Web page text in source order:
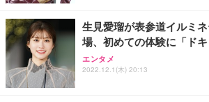
務用 おしゃれ パソコンチェア
Sezlife オフィスチェア デスク
ワーク チェア 強化バックレス
能 人間工学 椅子 腰サポート
【整備済み品】Dell E2724HS
ー フルHD（1920×1080）VA
ort/VGA スピーカー内蔵 高さ
Smart Basic(スマートベーシ
限定】 Smart Basic アイリス
超厚型 お徳用 ワイド 100枚入
生見愛瑠が表参道イルミ
場、初めての体験に「ドキ
エンタメ
2022.12.1(木) 20:13